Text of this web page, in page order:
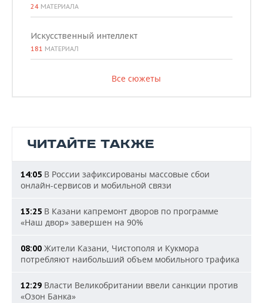
24 МАТЕРИАЛА
Искусственный интеллект
181 МАТЕРИАЛ
Все сюжеты
ЧИТАЙТЕ ТАКЖЕ
14:05 В России зафиксированы массовые сбои
онлайн-сервисов и мобильной связи
13:25 В Казани капремонт дворов по программе
«Наш двор» завершен на 90%
08:00 Жители Казани, Чистополя и Кукмора
потребляют наибольший объем мобильного трафика
12:29 Власти Великобритании ввели санкции против
«Озон Банка»